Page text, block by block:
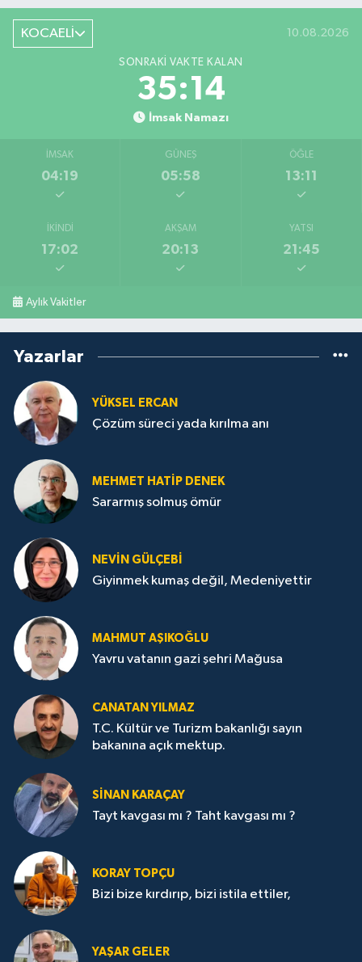
KOCAELİ 10.08.2026
SONRAKI VAKTE KALAN
35:13
İmsak Namazı
İMSAK
04:19
GÜNEŞ
05:58
ÖĞLE
13:11
İKINDI
17:02
AKŞAM
20:13
YATSI
21:45
Aylık Vakitler
Yazarlar
YÜKSEL ERCAN
Çözüm süreci yada kırılma anı
MEHMET HATİP DENEK
Sararmış solmuş ömür
NEVİN GÜLÇEBİ
Giyinmek kumaş değil, Medeniyettir
MAHMUT AŞIKOĞLU
Yavru vatanın gazi şehri Mağusa
CANATAN YILMAZ
T.C. Kültür ve Turizm bakanlığı sayın
bakanına açık mektup.
SİNAN KARAÇAY
Tayt kavgası mı ? Taht kavgası mı ?
KORAY TOPÇU
Bizi bize kırdırıp, bizi istila ettiler,
YAŞAR GELER